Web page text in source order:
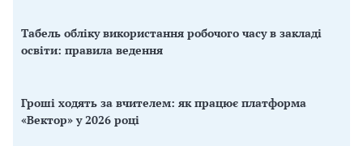
Табель обліку використання робочого часу в закладі
освіти: правила ведення
Гроші ходять за вчителем: як працює платформа
«Вектор» у 2026 році